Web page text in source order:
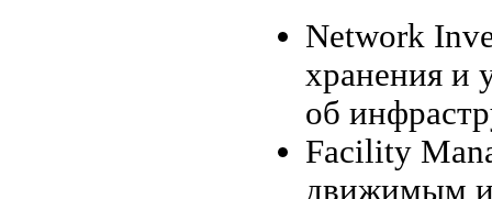
Network
хранения и
об
Facility
движимым